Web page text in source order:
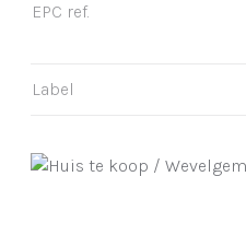
EPC ref.
Label